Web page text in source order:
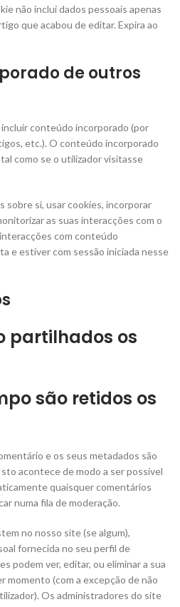
não inclui dados pessoais apenas
que acabou de editar. Expira ao
de outros
conteúdo incorporado (por
etc.). O conteúdo incorporado
como se o utilizador visitasse
sobre si, usar cookies, incorporar
as suas interacções com o
com conteúdo
e estiver com sessão iniciada nesse
partilhados os
são retidos os
e os seus metadados são
acontece de modo a ser possível
quaisquer comentários
numa fila de moderação.
no nosso site (se algum),
fornecida no seu perfil de
podem ver, editar, ou eliminar a sua
momento (com a excepção de não
Os administradores do site